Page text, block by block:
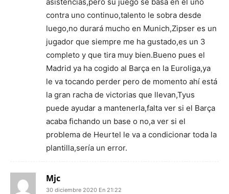
contra uno continuo,talento le sobra desde
luego,no durará mucho en Munich,Zipser es un
jugador que siempre me ha gustado,es un 3
completo y que tira muy bien.Bueno pues el
Madrid ya ha cogido al Barça en la Euroliga,ya
le va tocando perder pero de momento ahí está
la gran racha de victorias que llevan,Tyus
puede ayudar a mantenerla,falta ver si el Barça
acaba fichando un base o no,a ver si el
problema de Heurtel le va a condicionar toda la
plantilla,sería un error.
Mjc
30 diciembre 2020 En 21:22